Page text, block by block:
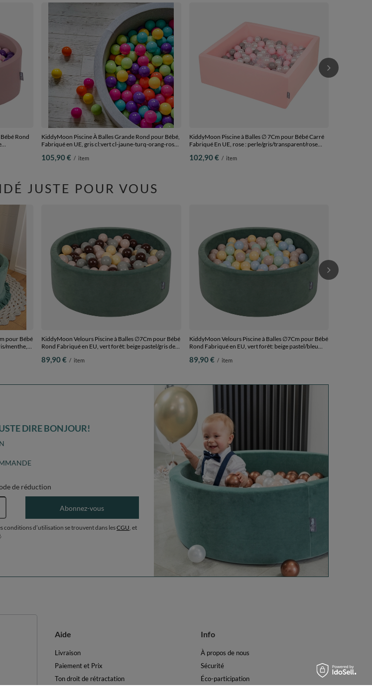
Rond
KiddyMoon Piscine À Balles Grande Rond pour Bébé,
Fabriqué en UE, gris cl:vert cl-jaune-turq-orang-rose
105,90 € / item
KiddyMoon Piscine à Balles ∅ 7Cm pour Bébé Carré
Fabriqué En UE, rose : perle/gris/transparent/rose
102,90 € / item
JUSTE POUR VOUS
pour Bébé
menthe,
KiddyMoon Velours Piscine à Balles ∅7Cm pour Bébé
Rond Fabriqué en EU, vert forêt: beige pastel/gris de
89,90 € / item
KiddyMoon Velours Piscine à Balles ∅7Cm pour Bébé
Rond Fabriqué en EU, vert forêt: beige pastel/bleu
89,90 € / item
DIRE BONJOUR!
de réduction
Abonnez-vous
conditions d’utilisation se trouvent dans lesCGU , et
Aide
Livraison
Paiement et Prix
Ton droit de rétractation
Info
À propos de nous
Sécurité
Éco-participation